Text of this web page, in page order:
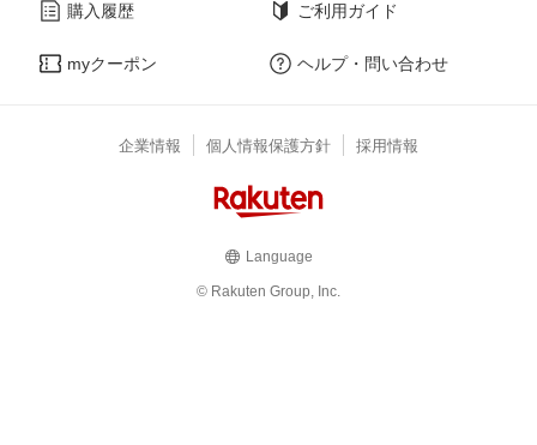
購入履歴
myクーポン
ご利用ガイド
ヘルプ・問い合わせ
企業情報 個人情報保護方針 採用情報
Language
© Rakuten Group, Inc.